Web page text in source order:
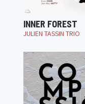
INNER FOREST
JULIEN TASSIN TRIO